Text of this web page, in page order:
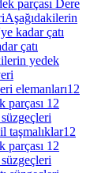
parçası Dere
Aşağıdakilerin
kadar çatı
çatı
yedek
elemanları12
parçası 12
taşmalıklar12
parçası 12